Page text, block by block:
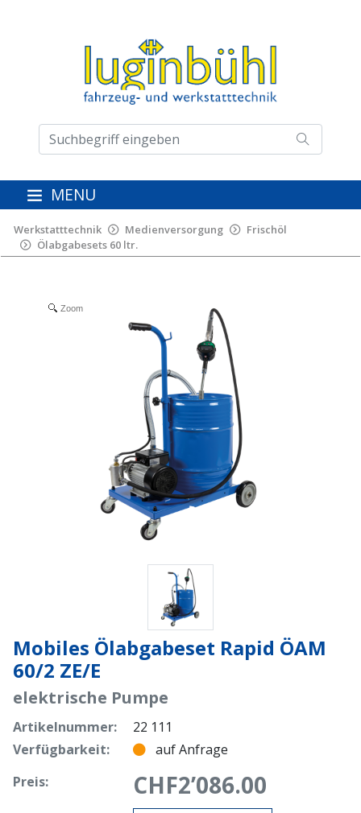
MENU
Werkstatttechnik Medienversorgung
Frischöl
Ölabgabesets 60 ltr.
Zoom
Mobiles Ölabgabeset Rapid ÖAM
60/2 ZE/E
elektrische Pumpe
Artikelnummer:
22 111
Verfügbarkeit:
auf Anfrage
Preis:
CHF2’086.00